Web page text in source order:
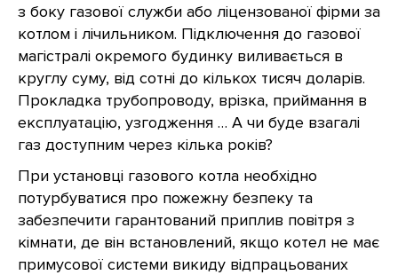
з боку газової служби або ліцензованої фірми за
котлом і лічильником. Підключення до газової
магістралі окремого будинку виливається в
круглу суму, від сотні до кількох тисяч доларів.
Прокладка трубопроводу, врізка, приймання в
експлуатацію, узгодження … А чи буде взагалі
газ доступним через кілька років?
При установці газового котла необхідно
потурбуватися про пожежну безпеку та
забезпечити гарантований приплив повітря з
кімнати, де він встановлений, якщо котел не має
примусової системи викиду відпрацьованих